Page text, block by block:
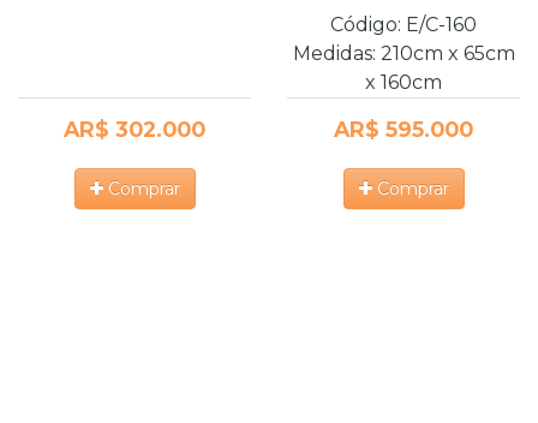
AR$ 302.000
Comprar
Código: E/C-160
Medidas: 210cm x 65cm
x 160cm
AR$ 595.000
Comprar